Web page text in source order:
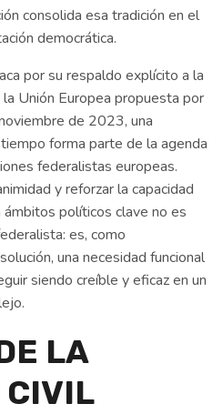
consolida esa tradición en el
democrática.
por su respaldo explícito a la
Unión Europea propuesta por
de 2023, una
forma parte de la agenda
federalistas europeas.
y reforzar la capacidad
políticos clave no es
es, como
una necesidad funcional
siendo creíble y eficaz en un
LA
CIVIL